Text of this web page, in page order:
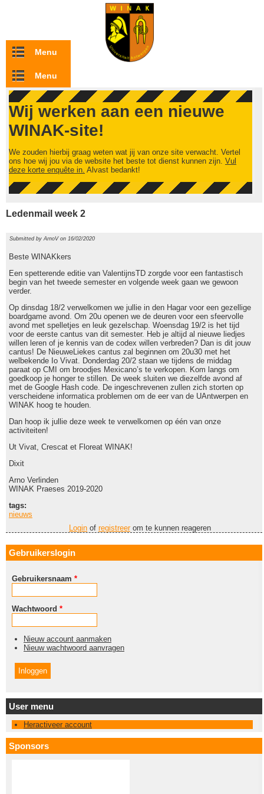
Overslaan en naar de inhoud gaan
Menu
Menu
Wij werken aan een nieuwe
WINAK-site!
We zouden hierbij graag weten wat jij van onze site verwacht. Vertel
ons hoe wij jou via de website het beste tot dienst kunnen zijn. Vul
deze korte enquête in. Alvast bedankt!
Ledenmail week 2
Submitted byArnoVon 16/02/2020
Beste WINAKkers
Een spetterende editie van ValentijnsTD zorgde voor een fantastisch
begin van het tweede semester en volgende week gaan we gewoon
verder.
Op dinsdag 18/2 verwelkomen we jullie in den Hagar voor een gezellige
boardgame avond. Om 20u openen we de deuren voor een sfeervolle
avond met spelletjes en leuk gezelschap. Woensdag 19/2 is het tijd
voor de eerste cantus van dit semester. Heb je altijd al nieuwe liedjes
willen leren of je kennis van de codex willen verbreden? Dan is dit jouw
cantus! De NieuweLiekes cantus zal beginnen om 20u30 met het
welbekende Io Vivat. Donderdag 20/2 staan we tijdens de middag
paraat op CMI om broodjes Mexicano’s te verkopen. Kom langs om
goedkoop je honger te stillen. De week sluiten we diezelfde avond af
met de Google Hash code. De ingeschrevenen zullen zich storten op
verscheidene informatica problemen om de eer van de UAntwerpen en
WINAK hoog te houden.
Dan hoop ik jullie deze week te verwelkomen op één van onze
activiteiten!
Ut Vivat, Crescat et Floreat WINAK!
Dixit
Arno Verlinden
WINAK Praeses 2019-2020
tags:
nieuws
Login of registreerom te kunnen reageren
Gebruikerslogin
Gebruikersnaam *
Wachtwoord *
Nieuw account aanmaken
Nieuw wachtwoord aanvragen
User menu
Heractiveer account
Sponsors